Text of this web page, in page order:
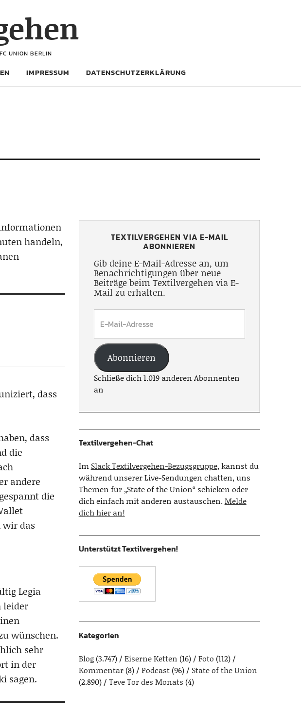
UNION BERLIN
IMPRESSUM DATENSCHUTZERKLÄRUNG
handeln,
dass
dass
die
andere
die
wir das
Legia
leider
wünschen.
sehr
in der
sagen.
TEXTILVERGEHEN VIA E-MAIL
ABONNIEREN
Gib deine E-Mail-Adresse an, um
Benachrichtigungen über neue
Beiträge beim Textilvergehen via E-
Mail zu erhalten.
Abonnieren
Schließe dich 1.019 anderen Abonnenten
an
Textilvergehen-Chat
Im Slack Textilvergehen-Bezugsgruppe, kannst du
während unserer Live-Sendungen chatten, uns
Themen für „State of the Union“ schicken oder
dich einfach mit anderen austauschen.Melde
dich hier an!
Unterstützt Textilvergehen!
Kategorien
Blog(3.747) Eiserne Ketten (16) Foto (112)
Kommentar(8) Podcast(96)
State of the Union
(2.890)
Teve Tor des Monats (4)